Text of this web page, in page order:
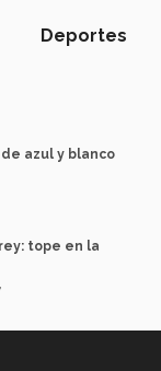
Deportes
azul y blanco
tope en la